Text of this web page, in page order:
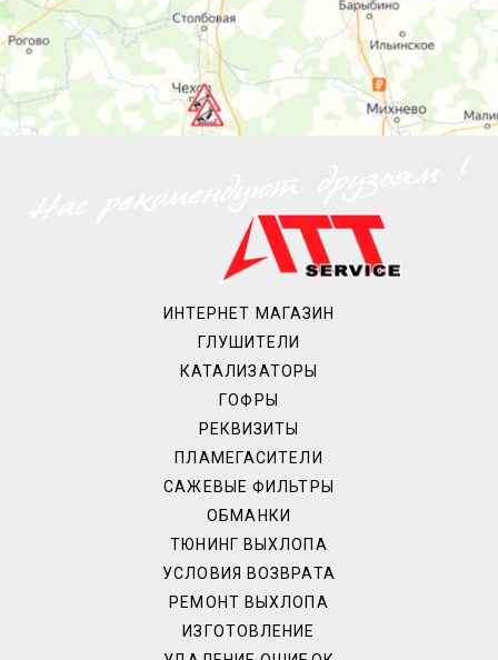
ИНТЕРНЕТ МАГАЗИН
ГЛУШИТЕЛИ
КАТАЛИЗАТОРЫ
ГОФРЫ
РЕКВИЗИТЫ
ПЛАМЕГАСИТЕЛИ
САЖЕВЫЕ ФИЛЬТРЫ
ОБМАНКИ
ТЮНИНГ ВЫХЛОПА
УСЛОВИЯ ВОЗВРАТА
РЕМОНТ ВЫХЛОПА
ИЗГОТОВЛЕНИЕ